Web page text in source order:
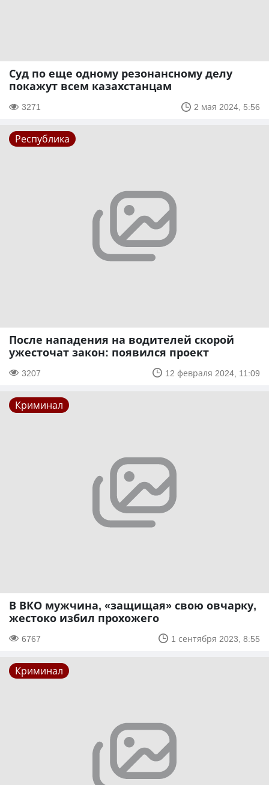
Суд по еще одному резонансному делу
покажут всем казахстанцам
3271 2 мая 2024, 5:56
Республика
После нападения на водителей скорой
ужесточат закон: появился проект
3207 12 февраля 2024, 11:09
Криминал
В ВКО мужчина, «защищая» свою овчарку,
жестоко избил прохожего
6767 1 сентября 2023, 8:55
Криминал